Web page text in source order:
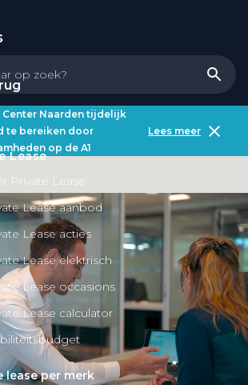
Lease
Private Lease
Lease aanbod
Lease acties
Lease elektrisch
Lease occasions
Lease calculator
lease per merk
Center Naarden tijdelijk
te bereiken door
op de A1
Lees meer